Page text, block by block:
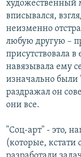
художественный
вписывался,
неизменно
любую другую –
присутствовала
навязывала ему
изначально
раздражал он
они все.
"Соц-арт" - это,
(которые, кстати